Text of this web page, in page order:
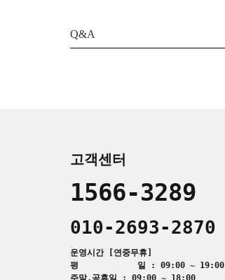
Q&A
고객센터
1566-3289
010-2693-2870
운영시간 [연중무휴]
평 일 : 09:00 ~ 19:00
주말,공휴일 : 09:00 ~ 18:00